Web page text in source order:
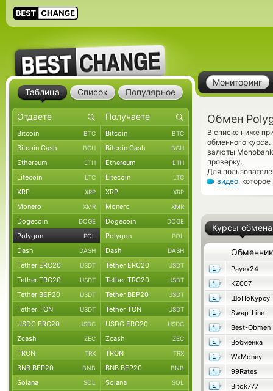
Мониторинг
Обмен
В списке ниже
обменного
валюты
проверку.
Для
видео,
Курсы обмена
Обменник
Payex24
KZ007
ШоПоКурсу
Swap-Line
Best-Obmen
Вобменка
WxMoney
99Rates
Bitok777
Таблица Список Популярное
Bitcoin BTC Bitcoin BTC
Bitcoin Cash BCH Bitcoin Cash BCH
Ethereum ETH Ethereum ETH
Litecoin LTC Litecoin LTC
XRP XRP XRP XRP
Monero XMR Monero XMR
Dogecoin DOGE Dogecoin DOGE
Polygon POL Polygon POL
Dash DASH Dash DASH
Tether ERC20 USDT Tether ERC20 USDT
Tether TRC20 USDT Tether TRC20 USDT
Tether BEP20 USDT Tether BEP20 USDT
Tether TON USDT Tether TON USDT
USDC ERC20 USDC USDC ERC20 USDC
Zcash ZEC Zcash ZEC
TRON TRX TRON TRX
BNB BEP20 BNB BNB BEP20 BNB
Solana SOL Solana SOL